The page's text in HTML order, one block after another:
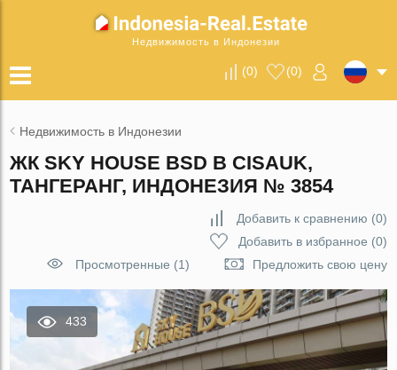
Недвижимость в Индонезии
(0) (0)
Недвижимость в Индонезии
ЖК SKY HOUSE BSD В CISAUK,
ТАНГЕРАНГ, ИНДОНЕЗИЯ № 3854
Добавить к сравнению (0)
Добавить в избранное (0)
Просмотренные (1)
Предложить свою цену
433